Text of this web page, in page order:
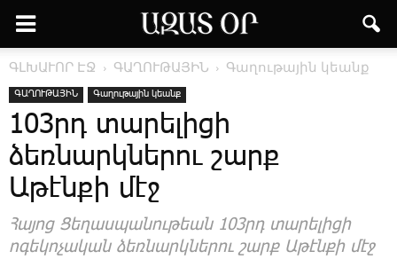
ԳԼԽԱՒՈՐ ԷՋ ԳԱՂՈՒԹԱՅԻՆ Գաղութային կեանք
ԳԱՂՈՒԹԱՅԻՆ Գաղութային կեանք
103րդ տարելիցի
ձեռնարկներու շարք
Աթէնքի մէջ
Հայոց Ցեղասպանութեան 103րդ տարելիցի
ոգեկոչական ձեռնարկներու շարք Աթէնքի մէջ